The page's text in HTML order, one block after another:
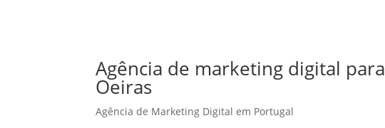
Agência de marketing digital
Oeiras
Agência de Marketing Digital em Portugal